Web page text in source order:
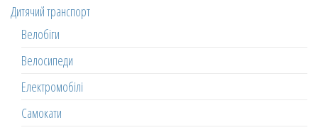
Дитячий транспорт
Велобіги
Велосипеди
Електромобілі
Самокати